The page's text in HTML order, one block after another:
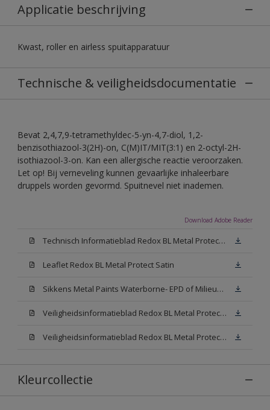
Applicatie beschrijving
Kwast, roller en airless spuitapparatuur
Technische & veiligheidsdocumentatie
Bevat 2,4,7,9-tetramethyldec-5-yn-4,7-diol, 1,2-
benzisothiazool-3(2H)-on, C(M)IT/MIT(3:1) en 2-octyl-2H-
isothiazool-3-on. Kan een allergische reactie veroorzaken.
Let op! Bij verneveling kunnen gevaarlijke inhaleerbare
druppels worden gevormd. Spuitnevel niet inademen.
Download Adobe Reader
Technisch Informatieblad Redox BL Metal Protect (PDF)
Leaflet Redox BL Metal Protect Satin
Sikkens Metal Paints Waterborne- EPD of Milieuproductverklaring
Veiligheidsinformatieblad Redox BL Metal Protect Satin N00 (MSDS)
Veiligheidsinformatieblad Redox BL Metal Protect Satin White W05 (MSDS)
Kleurcollectie